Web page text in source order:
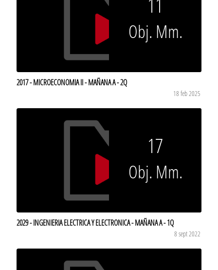
Obj. Mm.
2017 - MICROECONOMIA II - MAÑANA A - 2Q
18 feb 2025
17
Obj. Mm.
2029 - INGENIERIA ELECTRICA Y ELECTRONICA - MAÑANA A - 1Q
8 sept 2022